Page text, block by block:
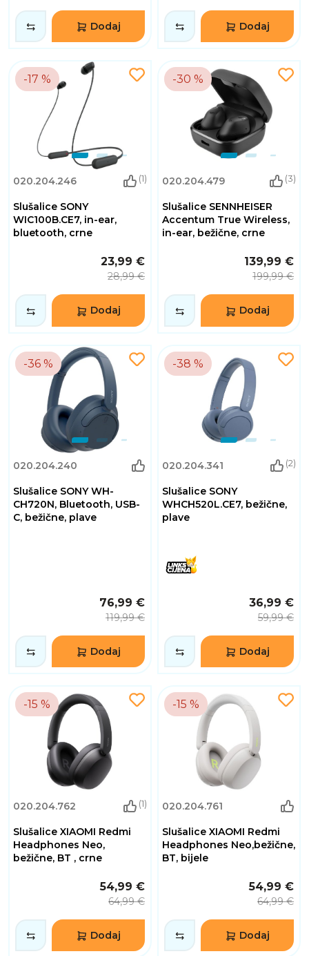
Dodaj Dodaj
-17 %
020.204.246 (1)
Slušalice SONY
WIC100B.CE7, in-ear,
bluetooth, crne
23,99 €
28,99 €
Dodaj
-30 %
020.204.479 (3)
Slušalice SENNHEISER
Accentum True Wireless,
in-ear, bežične, crne
139,99 €
199,99 €
Dodaj
-36 %
020.204.240
Slušalice SONY WH-
CH720N, Bluetooth, USB-
C, bežične, plave
76,99 €
119,99 €
Dodaj
-38 %
020.204.341 (2)
Slušalice SONY
WHCH520L.CE7, bežične,
plave
36,99 €
59,99 €
Dodaj
-15 %
020.204.762 (1)
Slušalice XIAOMI Redmi
Headphones Neo,
bežične, BT , crne
54,99 €
64,99 €
Dodaj
-15 %
020.204.761
Slušalice XIAOMI Redmi
Headphones Neo,bežične,
BT, bijele
54,99 €
64,99 €
Dodaj